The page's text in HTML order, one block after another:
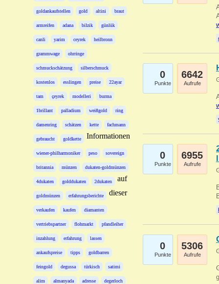
goldankaufstellen gold altini braut
armreifen adana bilzik günlük
canli yarim ceyrek heilbronn
grammwage ohrringe
schmuckschätzung silberschmuck
kostenlos esslingen preise 22ayar
tam çeyrek modelleri burma
1brillant palladium weißgold ring
damenring schätzen kette fachmann
gebraucht goldkette
wiener-philharmoniker peso sovereign
britannia münzen dukaten-goldmünzen
4dukaten golddukaten 2dukaten
goldmünzen erfahrungsberichte
verkaufen kaufen diamanten
vertriebspartner flohmarkt pfandleiher
inzahlung erfahrung lassen
ankaufspreise tipps goldbarren
feingold degussa türkisch satimi
alim almanyada adresse degerloch
Informationen
auf
dieser
0
Punkte
6642
Aufrufe
0
Punkte
6955
Aufrufe
0
Punkte
5306
Aufrufe